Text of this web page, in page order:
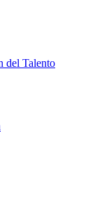
del Talento